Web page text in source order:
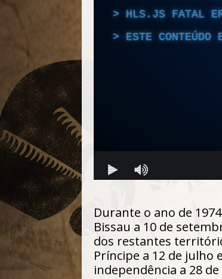
Durante o ano de
Bissau a 10 de
dos restantes
Príncipe a 12 de julho
independência a 28